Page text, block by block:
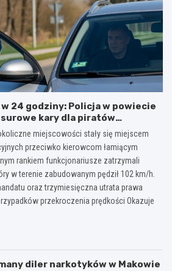
24 godziny: Policja w powiecie
kary dla piratów
miejscowości stały się miejscem
przeciwko kierowcom łamiącym
rankiem funkcjonariusze zatrzymali
w terenie zabudowanym pędził 102 km/h.
oraz trzymiesięczna utrata prawa
przekroczenia prędkości Okazuje
diler narkotyków w Makowie